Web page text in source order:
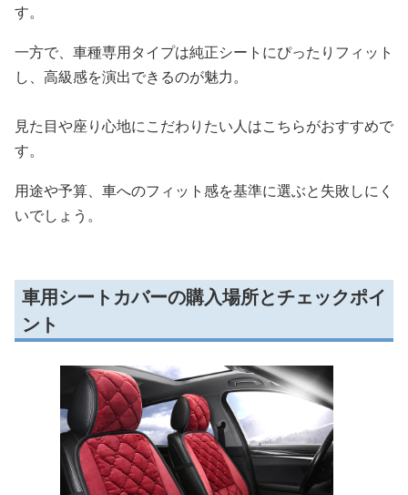
す。
一方で、車種専用タイプは純正シートにぴったりフィット
し、高級感を演出できるのが魅力。
見た目や座り心地にこだわりたい人はこちらがおすすめで
す。
用途や予算、車へのフィット感を基準に選ぶと失敗しにく
いでしょう。
車用シートカバーの購入場所とチェックポイ
ント